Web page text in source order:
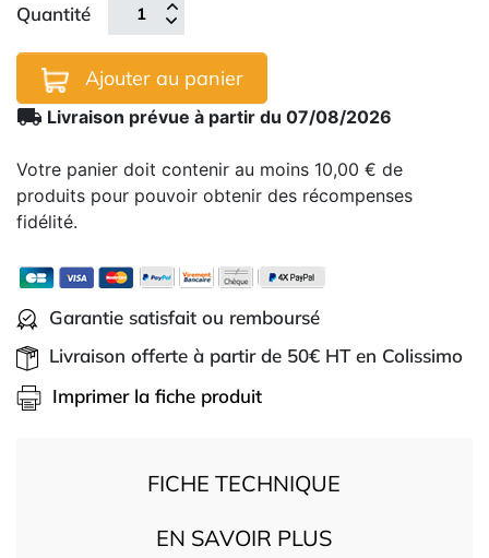
Quantité
Ajouter au panier
local_shipping Livraison prévue à partir du 07/08/2026
Votre panier doit contenir au moins 10,00 € de
produits pour pouvoir obtenir des récompenses
fidélité.
Garantie satisfait ou remboursé
Livraison offerte à partir de 50€ HT en Colissimo
Imprimer la fiche produit
FICHE TECHNIQUE
EN SAVOIR PLUS